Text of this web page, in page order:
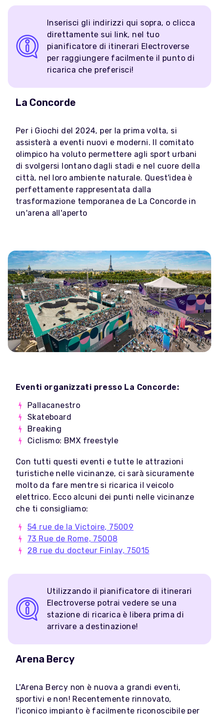
Inserisci gli indirizzi qui sopra, o clicca
direttamente sui link, nel tuo
pianificatore di itinerari Electroverse
per raggiungere facilmente il punto di
ricarica che preferisci!
La Concorde
Per i Giochi del 2024, per la prima volta, si
assisterà a eventi nuovi e moderni. Il comitato
olimpico ha voluto permettere agli sport urbani
di svolgersi lontano dagli stadi e nel cuore della
città, nel loro ambiente naturale. Quest'idea è
perfettamente rappresentata dalla
trasformazione temporanea de La Concorde in
un'arena all'aperto
Eventi organizzati presso La Concorde:
Pallacanestro
Skateboard
Breaking
Ciclismo: BMX freestyle
Con tutti questi eventi e tutte le attrazioni
turistiche nelle vicinanze, ci sarà sicuramente
molto da fare mentre si ricarica il veicolo
elettrico. Ecco alcuni dei punti nelle vicinanze
che ti consigliamo:
54 rue de la Victoire, 75009
73 Rue de Rome, 75008
28 rue du docteur Finlay, 75015
Utilizzando il pianificatore di itinerari
Electroverse potrai vedere se una
stazione di ricarica è libera prima di
arrivare a destinazione!
Arena Bercy
L'Arena Bercy non è nuova a grandi eventi,
sportivi e non! Recentemente rinnovato,
l'iconico impianto è facilmente riconoscibile per